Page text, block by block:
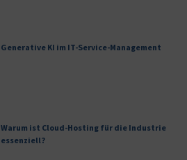
Generative KI im IT-Service-Management
Warum ist Cloud-Hosting für die Industrie
essenziell?